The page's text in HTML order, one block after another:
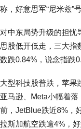
称，好意思军“尼米兹”
对中东局势升级的担忧
思股低开低走，三大指
数跌0.84%，说念指跌
大型科技股普跌，苹果
亚马逊、Meta小幅着
前，JetBlue跌近8%，
拉斯加航空跌逾4%，